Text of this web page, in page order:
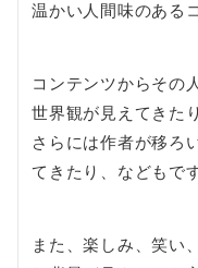
温かい人間味のある
コンテンツからその
世界観が見えてきたり
さらには作者が移ろ
てきたり、などもです
また、楽しみ、笑い